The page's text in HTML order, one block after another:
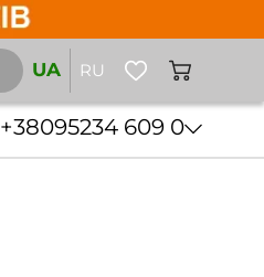
UA RU
+38095234 609 0